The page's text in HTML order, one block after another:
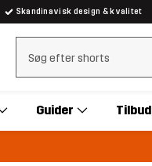
Skandinavisk design & kvalitet
Ryd søgning
Guider Tilbud